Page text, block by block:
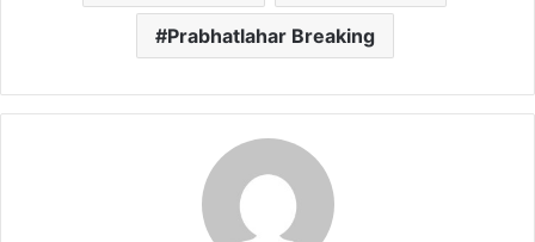
Prabhatlahar Breaking